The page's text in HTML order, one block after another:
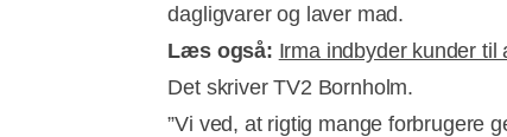
dagligvarer og laver mad.
Læs også: Irma indbyder kunder til
Det skriver TV2 Bornholm.
”Vi ved, at rigtig mange forbrugere